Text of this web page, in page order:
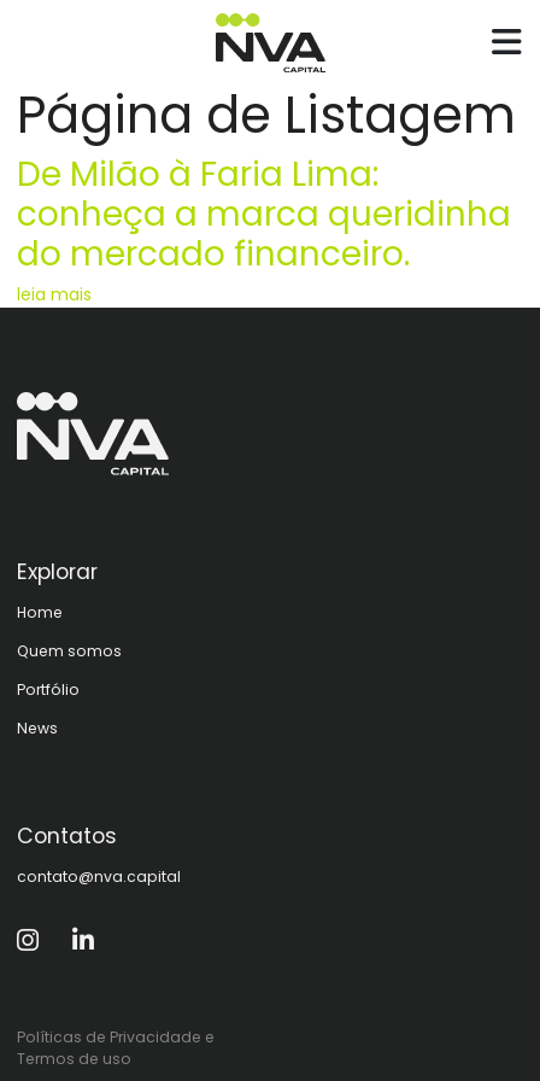
Página de Listagem
De Milão à Faria Lima:
conheça a marca queridinha
do mercado financeiro.
leia mais
Contatos
contato@nva.capital
Explorar
Home
Quem somos
Portfólio
News
Políticas de Privacidade e
Termos de uso